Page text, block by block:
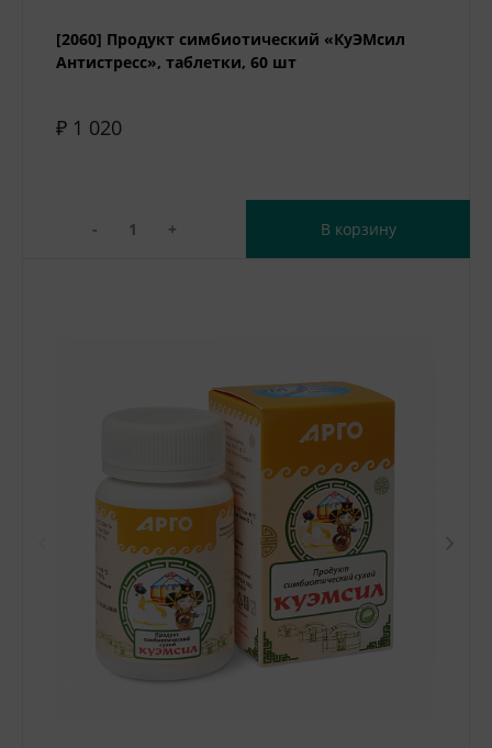
[2060] Продукт симбиотический «КуЭМсил
Антистресс», таблетки, 60 шт
₽ 1 020
- + В корзину